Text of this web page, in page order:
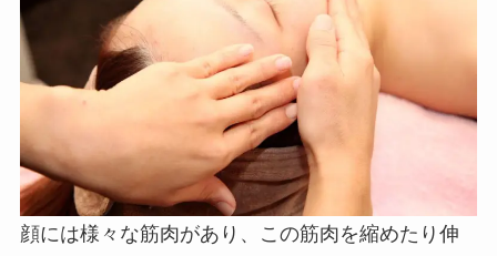
顔には様々な筋肉があり、この筋肉を縮めたり伸